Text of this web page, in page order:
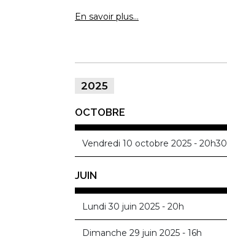
En savoir plus...
2025
OCTOBRE
Vendredi 10 octobre 2025 - 20h30
JUIN
Lundi 30 juin 2025 - 20h
Dimanche 29 juin 2025 - 16h